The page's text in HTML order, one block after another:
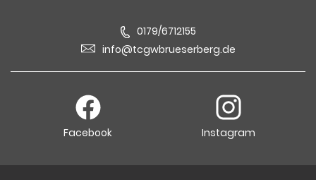
0179/6712155
info@tcgwbrueserberg.de
Facebook Instagram